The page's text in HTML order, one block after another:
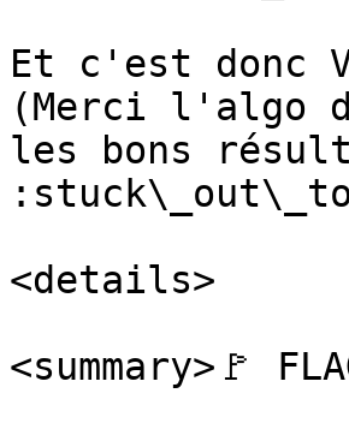
Et c'est donc
(Merci l'algo
les bons
<details>
<summary>🚩